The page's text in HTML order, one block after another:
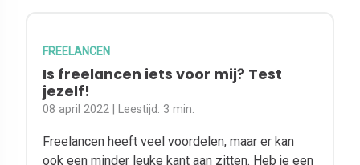
FREELANCEN
Is freelancen iets voor mij? Test
jezelf!
08 april 2022 | Leestijd: 3 min.
Freelancen heeft veel voordelen, maar er kan
ook een minder leuke kant aan zitten. Heb je een